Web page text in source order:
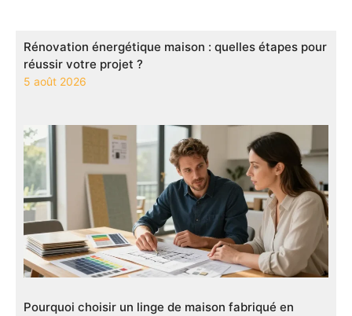
Rénovation énergétique maison : quelles étapes pour
réussir votre projet ?
5 août 2026
Pourquoi choisir un linge de maison fabriqué en